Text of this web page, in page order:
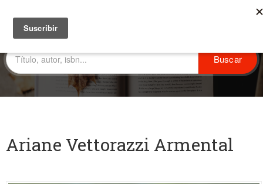
Ariane Vettorazzi Armental